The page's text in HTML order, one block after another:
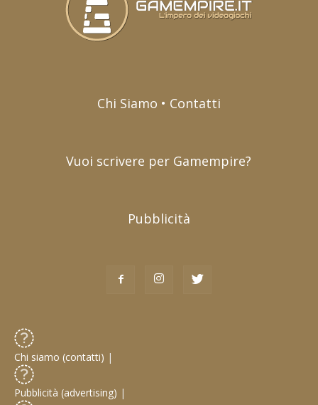
Chi Siamo • Contatti
Vuoi scrivere per Gamempire?
Pubblicità
Chi siamo (contatti) |
Pubblicità (advertising) |